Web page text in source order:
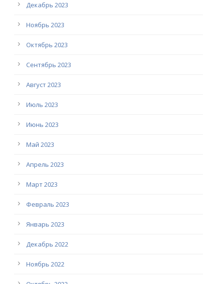
Декабрь 2023
Ноябрь 2023
Октябрь 2023
Сентябрь 2023
Август 2023
Июль 2023
Июнь 2023
Май 2023
Апрель 2023
Март 2023
Февраль 2023
Январь 2023
Декабрь 2022
Ноябрь 2022